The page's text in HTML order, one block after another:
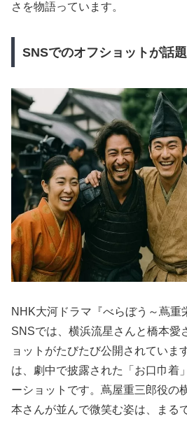
さを物語っています。
SNSでのオフショットが話
NHK大河ドラマ『べらぼう～蔦重
SNSでは、横浜流星さんと橋本愛
ョットがたびたび公開されていま
は、劇中で披露された「お口巾着
ーショットです。蔦屋重三郎役の
本さんが並んで微笑む姿は、まる